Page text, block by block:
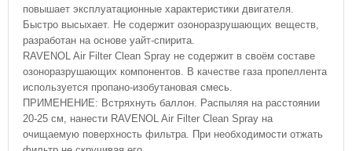
повышает эксплуатационные характеристики двигателя.
Быстро высыхает. Не содержит озоноразрушающих веществ,
разработан на основе уайт-спирита.
RAVENOL Air Filter Clean Spray не содержит в своём составе
озоноразрушающих компонентов. В качестве газа пропеллента
используется пропано-изобутановая смесь.
ПРИМЕНЕНИЕ: Встряхнуть баллон. Распыляя на расстоянии
20-25 см, нанести RAVENOL Air Filter Clean Spray на
очищаемую поверхность фильтра. При необходимости отжать